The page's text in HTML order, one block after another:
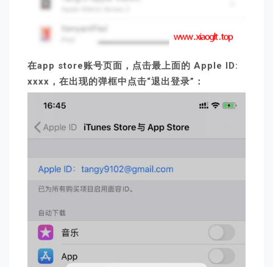
在app store账号页面，点击最上面的 Apple ID:
xxxx，在出现的弹框中点击“退出登录”：